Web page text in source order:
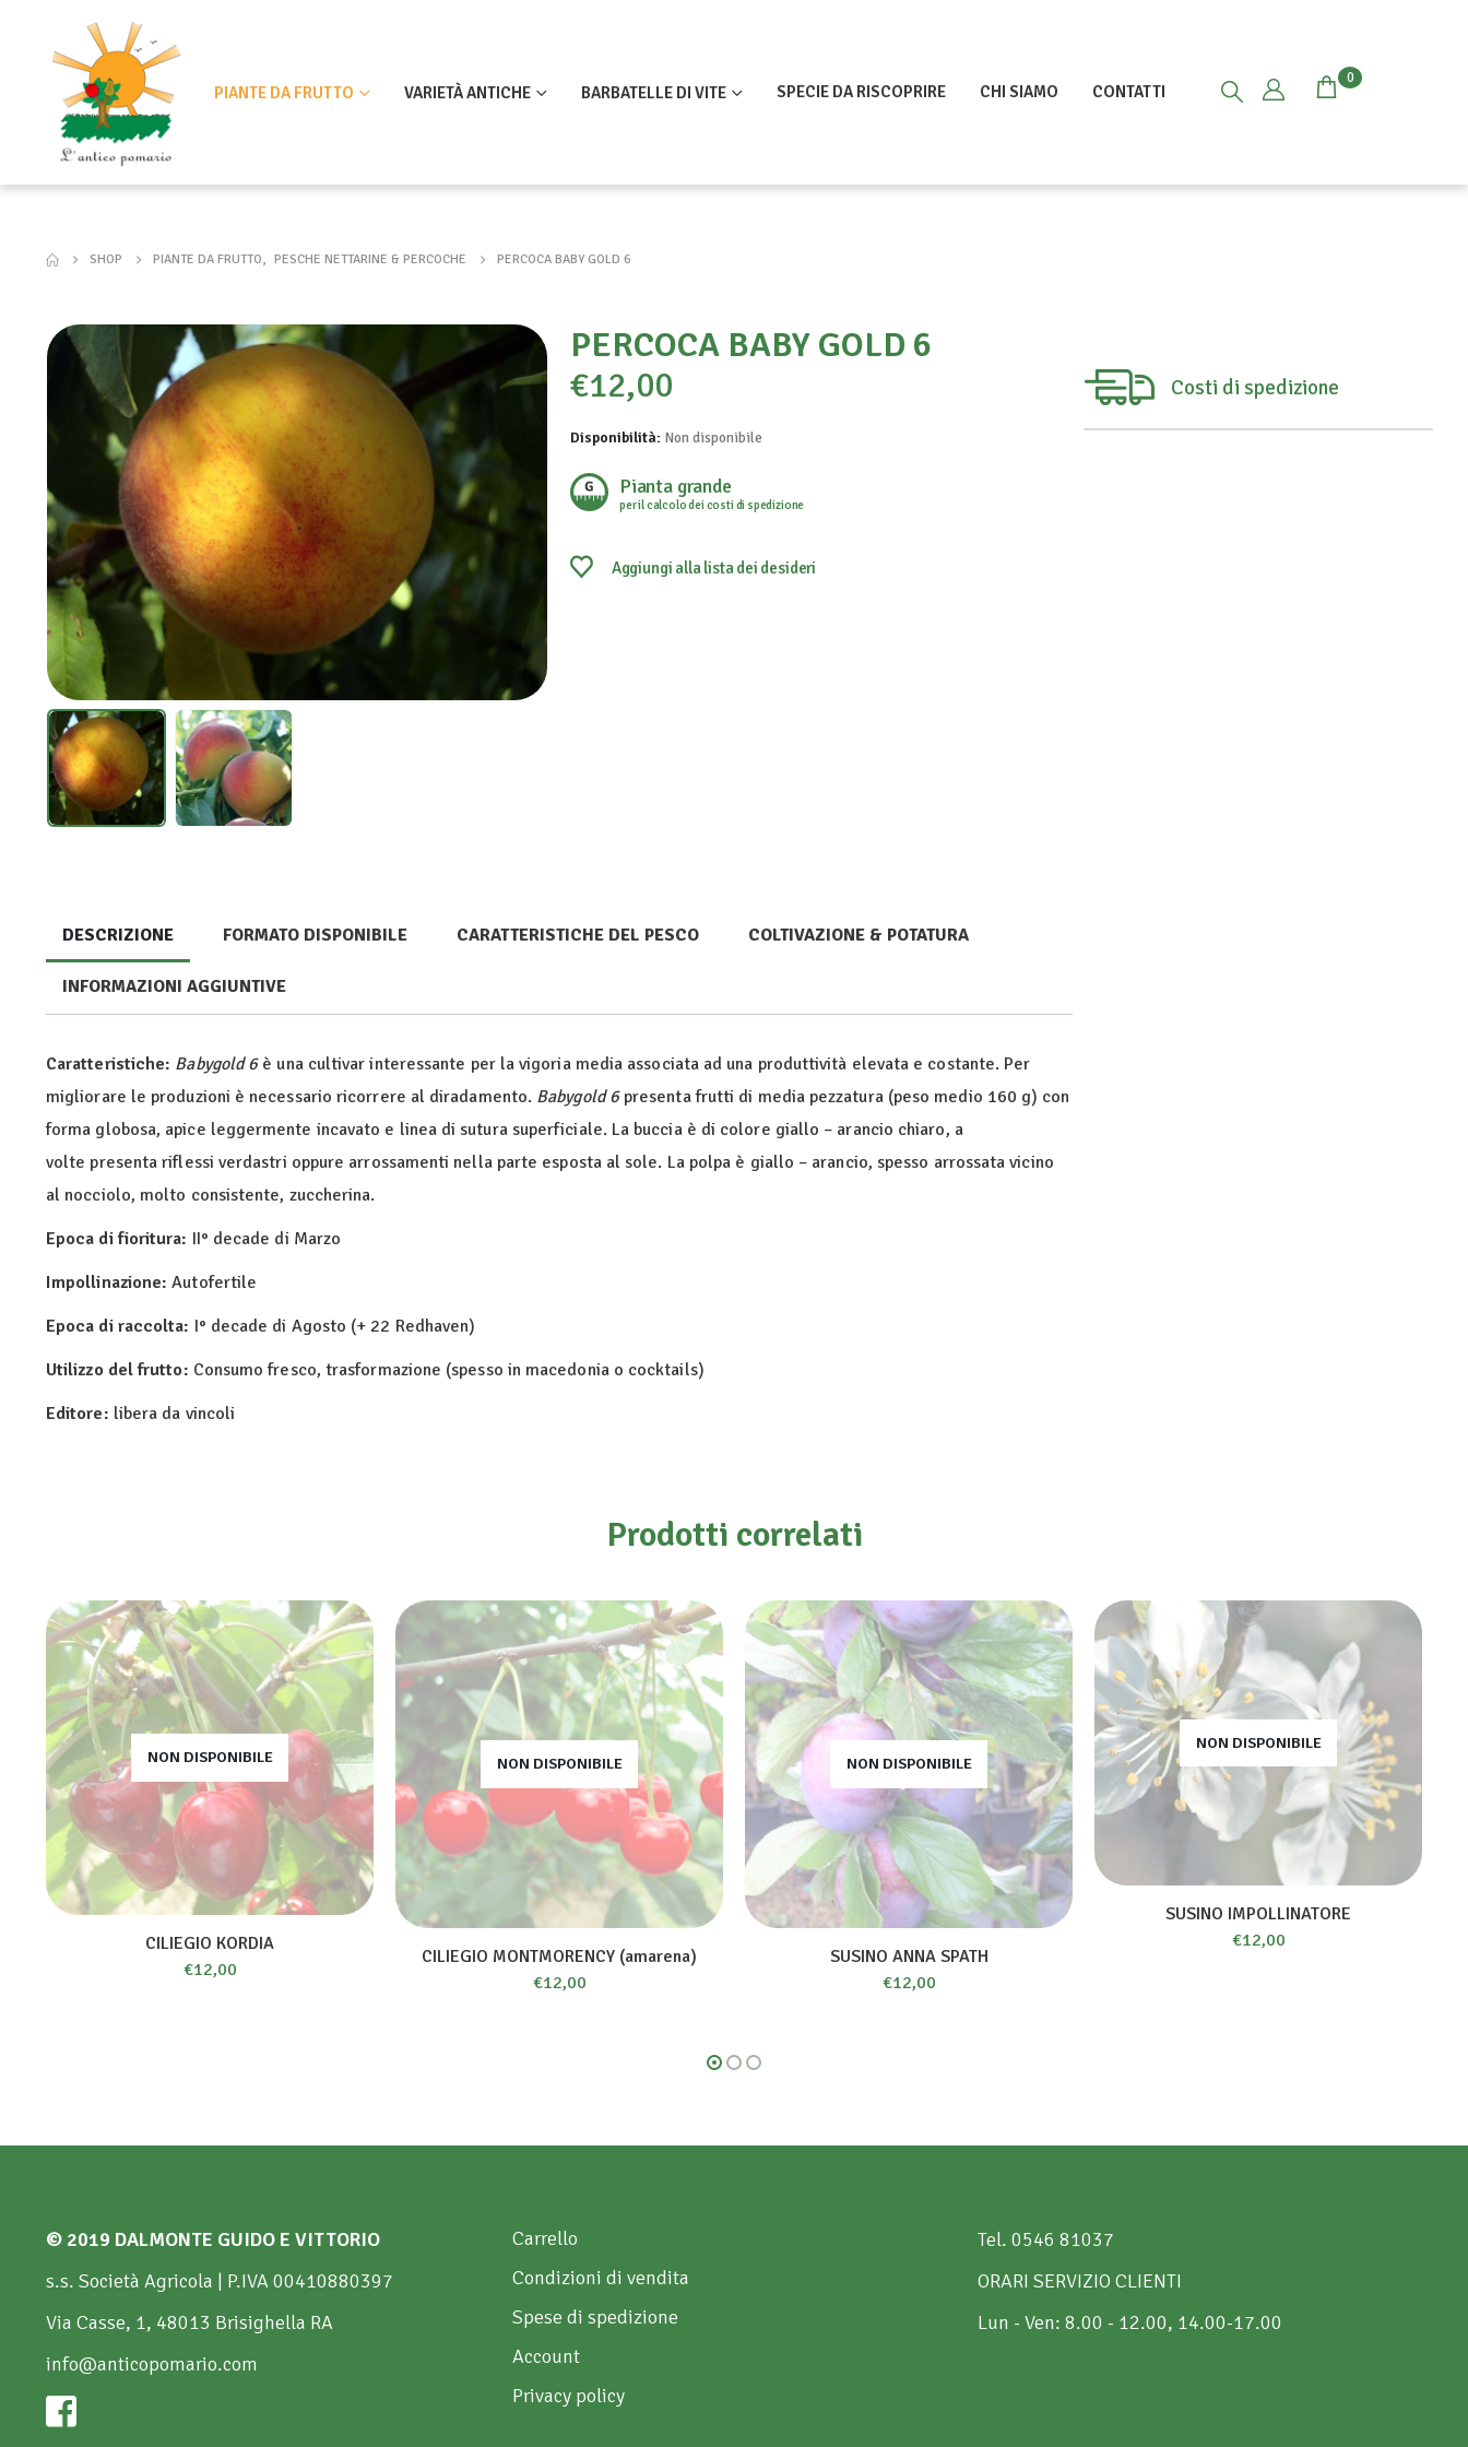
PIANTE DA FRUTTO VARIETÀ ANTICHE BARBATELLE DI VITE SPECIE DA RISCOPRIRE CHI SIAMO CONTATTI
0
SHOP PIANTE DA FRUTTO, PESCHE NETTARINE & PERCOCHE PERCOCA BABY GOLD 6
PERCOCA BABY GOLD 6
€12,00
Disponibilità: Non disponibile
Pianta grande
per il calcolo dei costi di spedizione
Aggiungi alla lista dei desideri
DESCRIZIONE FORMATO DISPONIBILE CARATTERISTICHE DEL PESCO COLTIVAZIONE & POTATURA
INFORMAZIONI AGGIUNTIVE
Caratteristiche: Babygold 6è una cultivar interessante per la vigoria media associata ad una produttività elevata e costante. Per
migliorare le produzioni è necessario ricorrere al diradamento. Babygold 6presenta frutti di media pezzatura (peso medio 160 g) con
forma globosa, apice leggermente incavato e linea di sutura superficiale. La buccia è di colore giallo – arancio chiaro, a
volte presenta riflessi verdastri oppure arrossamenti nella parte esposta al sole. La polpa è giallo – arancio, spesso arrossata vicino
al nocciolo, molto consistente, zuccherina.
Epoca di fioritura: II° decade di Marzo
Impollinazione: Autofertile
Epoca di raccolta: I° decade di Agosto (+ 22 Redhaven)
Utilizzo del frutto: Consumo fresco, trasformazione (spesso in macedonia o cocktails)
Editore: libera da vincoli
Costi di spedizione
Prodotti correlati
NON DISPONIBILE
CILIEGIO KORDIA
€12,00
NON DISPONIBILE
CILIEGIO MONTMORENCY (amarena)
€12,00
NON DISPONIBILE
SUSINO ANNA SPATH
€12,00
NON DISPONIBILE
SUSINO IMPOLLINATORE
€12,00
© 2019 DALMONTE GUIDO E VITTORIO
s.s. Società Agricola | P.IVA 00410880397
Via Casse, 1, 48013 Brisighella RA
info@anticopomario.com
Carrello
Condizioni di vendita
Spese di spedizione
Account
Privacy policy
Tel. 0546 81037
ORARI SERVIZIO CLIENTI
Lun - Ven: 8.00 - 12.00, 14.00-17.00